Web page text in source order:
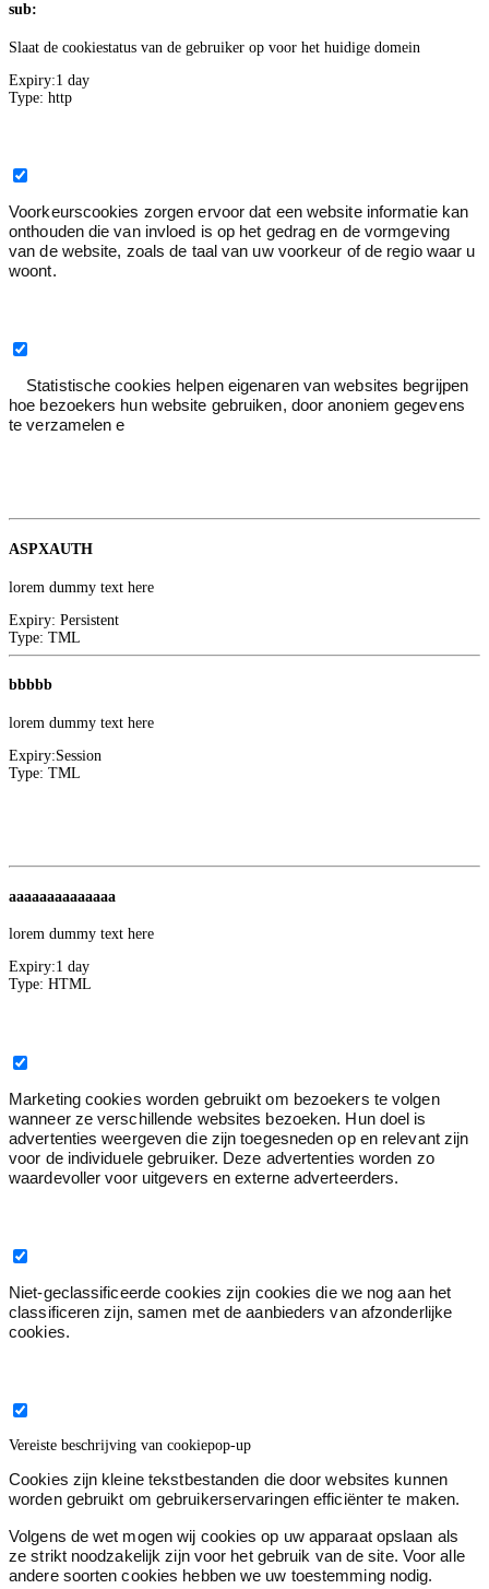
sub:
Slaat de cookiestatus van de gebruiker op voor het huidige domein
Expiry:1 day
Type: http
Voorkeurscookies zorgen ervoor dat een website informatie kan
onthouden die van invloed is op het gedrag en de vormgeving
van de website, zoals de taal van uw voorkeur of de regio waar u
woont.
Statistische cookies helpen eigenaren van websites begrijpen
hoe bezoekers hun website gebruiken, door anoniem gegevens
te verzamelen e
ASPXAUTH
lorem dummy text here
Expiry: Persistent
Type: TML
bbbbb
lorem dummy text here
Expiry:Session
Type: TML
aaaaaaaaaaaaaa
lorem dummy text here
Expiry:1 day
Type: HTML
Marketing cookies worden gebruikt om bezoekers te volgen
wanneer ze verschillende websites bezoeken. Hun doel is
advertenties weergeven die zijn toegesneden op en relevant zijn
voor de individuele gebruiker. Deze advertenties worden zo
waardevoller voor uitgevers en externe adverteerders.
Niet-geclassificeerde cookies zijn cookies die we nog aan het
classificeren zijn, samen met de aanbieders van afzonderlijke
cookies.
Vereiste beschrijving van cookiepop-up
Cookies zijn kleine tekstbestanden die door websites kunnen
worden gebruikt om gebruikerservaringen efficiënter te maken.
Volgens de wet mogen wij cookies op uw apparaat opslaan als
ze strikt noodzakelijk zijn voor het gebruik van de site. Voor alle
andere soorten cookies hebben we uw toestemming nodig.